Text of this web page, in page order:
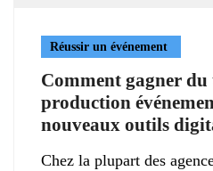
Réussir un événement
Comment gagner du
production
nouveaux outils
Chez la plupart des